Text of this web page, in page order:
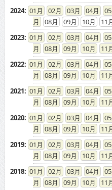
2024: 01 02 03 04 05
08
09 10 11
2023: 01 02 03 04 05
08
09 10 11
2022: 01 02 03 04 05
08
09 10 11
2021: 01 02 03 04 05
08
09 10 11
2020: 01 02 03 04 05
08
09 10 11
2019: 01 02 03 04 05
08
09 10 11
2018: 01 02 03 04 05
08
09 10 11